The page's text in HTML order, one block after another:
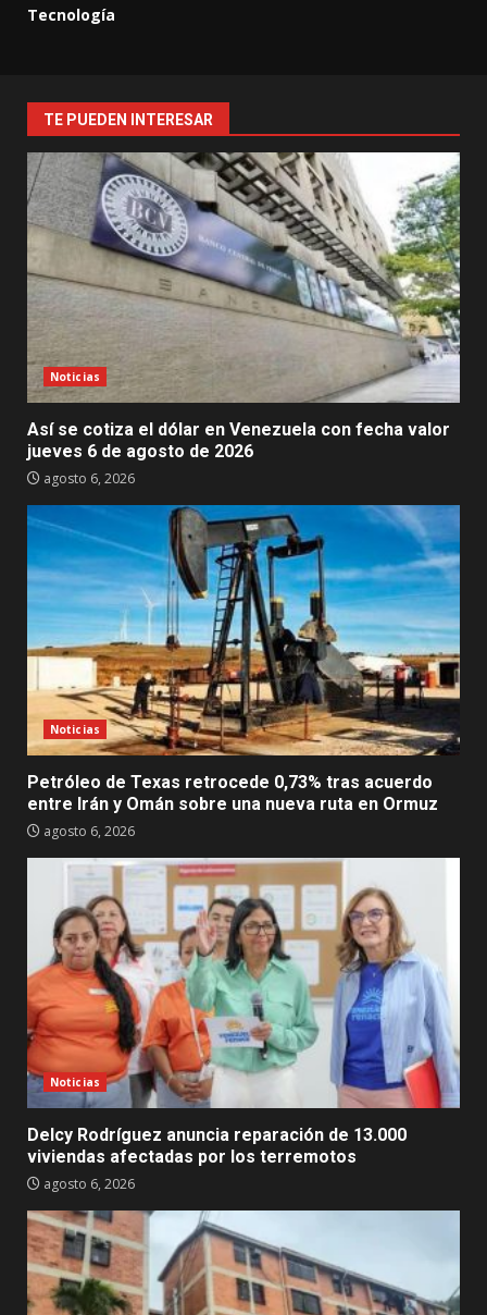
Tecnología
TE PUEDEN INTERESAR
Noticias
Así se cotiza el dólar en Venezuela con fecha valor
jueves 6 de agosto de 2026
agosto 6, 2026
Noticias
Petróleo de Texas retrocede 0,73% tras acuerdo
entre Irán y Omán sobre una nueva ruta en Ormuz
agosto 6, 2026
Noticias
Delcy Rodríguez anuncia reparación de 13.000
viviendas afectadas por los terremotos
agosto 6, 2026